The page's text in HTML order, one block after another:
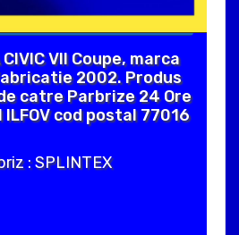
VII Coupe, marca
2002. Produs
catre Parbrize 24 Ore
ILFOV cod postal 77016
: SPLINTEX